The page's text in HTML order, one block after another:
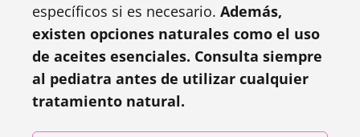
específicos si es necesario. Además,
existen opciones naturales como el uso
de aceites esenciales. Consulta siempre
al pediatra antes de utilizar cualquier
tratamiento natural.